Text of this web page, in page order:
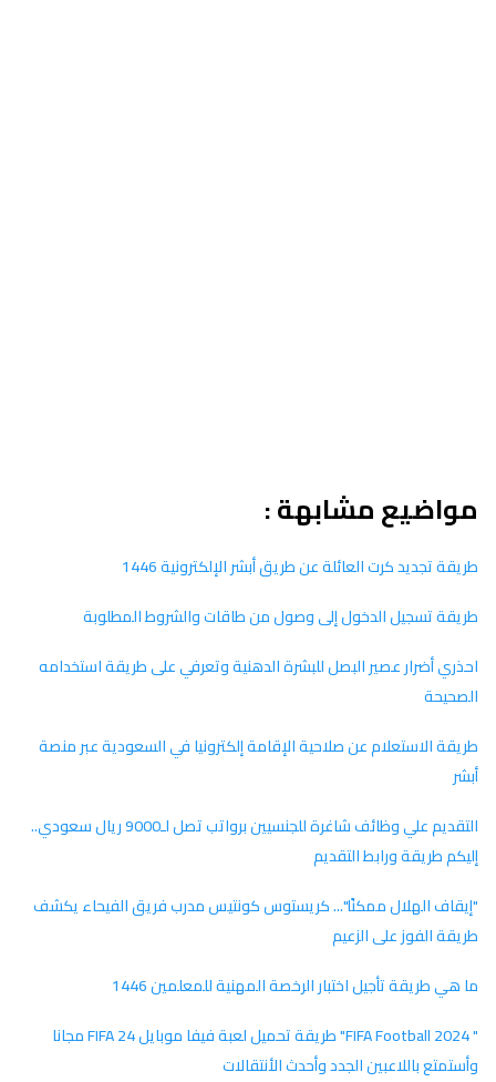
مواضيع مشابهة :
طريقة تجديد كرت العائلة عن طريق أبشر الإلكترونية 1446
طريقة تسجيل الدخول إلى وصول من طاقات والشروط المطلوبة
احذري أضرار عصير البصل للبشرة الدهنية وتعرفي على طريقة استخدامه
الصحيحة
طريقة الاستعلام عن صلاحية الإقامة إلكترونيا في السعودية عبر منصة
أبشر
التقديم علي وظائف شاغرة للجنسيين برواتب تصل لـ9000 ريال سعودي..
إليكم طريقة ورابط التقديم
"إيقاف الهلال ممكنًا"... كريستوس كونتيس مدرب فريق الفيحاء يكشف
طريقة الفوز على الزعيم
ما هي طريقة تأجيل اختبار الرخصة المهنية للمعلمين 1446
" 2024 FIFA Football" طريقة تحميل لعبة فيفا موبايل FIFA 24 مجانا
وأستمتع باللاعبين الجدد وأحدث الأنتقالات